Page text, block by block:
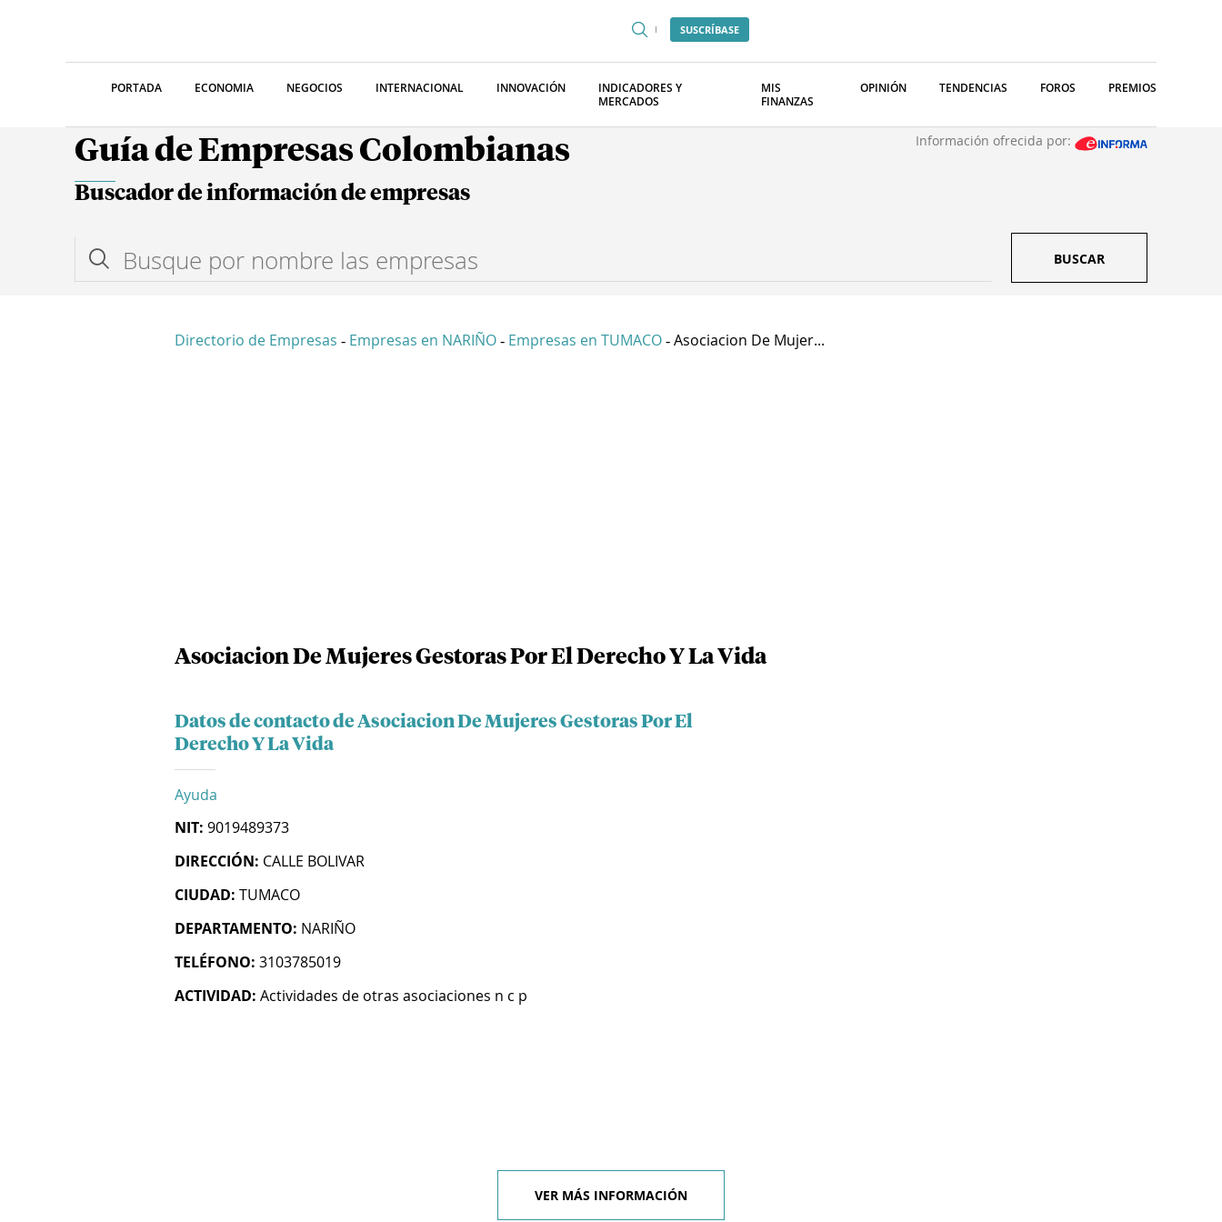
SUSCRÍBASE
PORTADA ECONOMIA NEGOCIOS INTERNACIONAL INNOVACIÓN
INDICADORES Y
MERCADOS
MIS
FINANZAS
OPINIÓN TENDENCIAS FOROS PREMIOS
Guía de Empresas Colombianas Información ofrecida por:
Buscador de información de empresas
BUSCAR
Directorio de Empresas - Empresas en NARIÑO - Empresas en TUMACO - Asociacion De Mujer...
Asociacion De Mujeres Gestoras Por El Derecho Y La Vida
Datos de contacto de Asociacion De Mujeres Gestoras Por El
Derecho Y La Vida
Ayuda
NIT: 9019489373
DIRECCIÓN: CALLE BOLIVAR
CIUDAD: TUMACO
DEPARTAMENTO: NARIÑO
TELÉFONO: 3103785019
ACTIVIDAD: Actividades de otras asociaciones n c p
VER MÁS INFORMACIÓN